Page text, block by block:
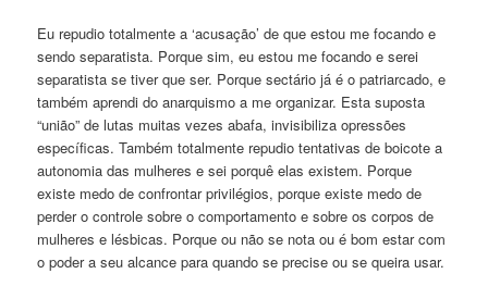
Eu repudio totalmente a ‘acusação’ de que estou me focando e
sendo separatista. Porque sim, eu estou me focando e serei
separatista se tiver que ser. Porque sectário já é o patriarcado, e
também aprendi do anarquismo a me organizar. Esta suposta
“união” de lutas muitas vezes abafa, invisibiliza opressões
específicas. Também totalmente repudio tentativas de boicote a
autonomia das mulheres e sei porquê elas existem. Porque
existe medo de confrontar privilégios, porque existe medo de
perder o controle sobre o comportamento e sobre os corpos de
mulheres e lésbicas. Porque ou não se nota ou é bom estar com
o poder a seu alcance para quando se precise ou se queira usar.